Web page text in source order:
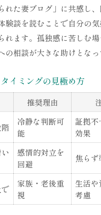
れた妻ブログ」に共感し
験談を読むことで自分の
れます。孤独感に苦しむ
の相談が大きな助けとなっ
イミングの見極め方
推奨理由
冷静な判断可
能
証拠
効果
感情的対立を
回避
焦ら
家族・老後重
視
生活や
考慮